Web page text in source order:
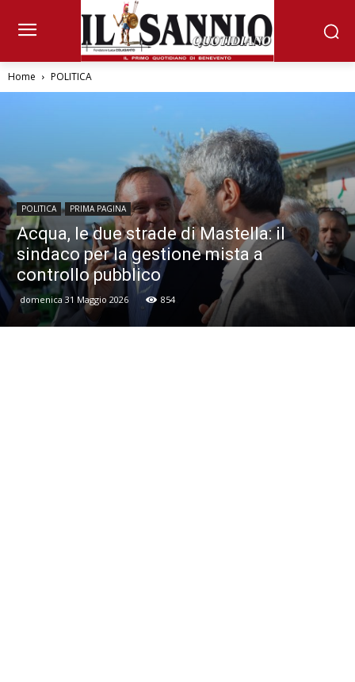
Home POLITICA
POLITICA PRIMA PAGINA
Acqua, le due strade di Mastella: il
sindaco per la gestione mista a
controllo pubblico
domenica 31 Maggio 2026 854